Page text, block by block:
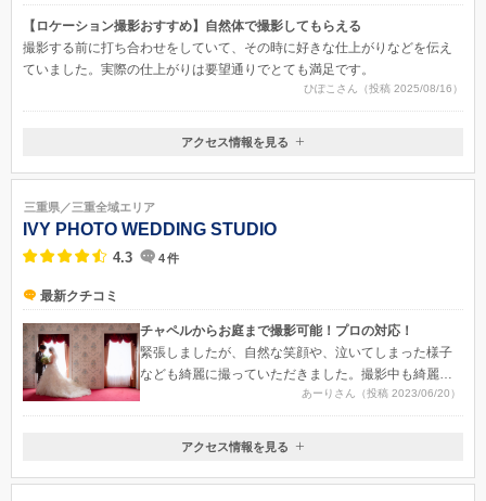
【ロケーション撮影おすすめ】自然体で撮影してもらえる
撮影する前に打ち合わせをしていて、その時に好きな仕上がりなどを伝え
ていました。実際の仕上がりは要望通りでとても満足です。
ひぽこさん（投稿 2025/08/16）
三重県三重県三重郡菰野町千草7045-755
アクセス情報を見る
三重県／三重全域エリア
IVY PHOTO WEDDING STUDIO
4.3 4件
最新クチコミ
チャペルからお庭まで撮影可能！プロの対応！
緊張しましたが、自然な笑顔や、泣いてしまった様子
なども綺麗に撮っていただきました。撮影中も綺麗に
写るよう小物や間取りを生かして、様々な写し方をさ
れていました。
あーりさん（投稿 2023/06/20）
三重県松阪市高町502
アクセス情報を見る